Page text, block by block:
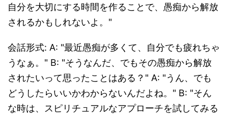
自分を大切にする時間を作ることで、愚痴から解放
されるかもしれないよ。"
会話形式: A: "最近愚痴が多くて、自分でも疲れちゃ
うなぁ。" B: "そうなんだ、でもその愚痴から解放
されたいって思ったことはある？" A: "うん、でも
どうしたらいいかわからないんだよね。" B: "そん
な時は、スピリチュアルなアプローチを試してみる